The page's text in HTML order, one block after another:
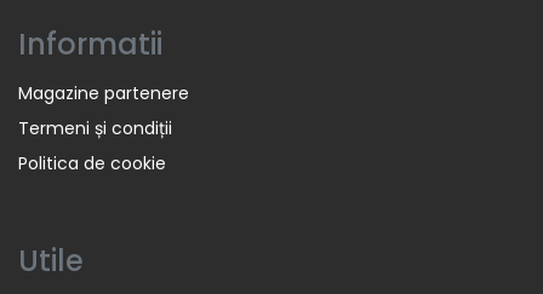
Informatii
Magazine partenere
Termeni și condiții
Politica de cookie
Utile